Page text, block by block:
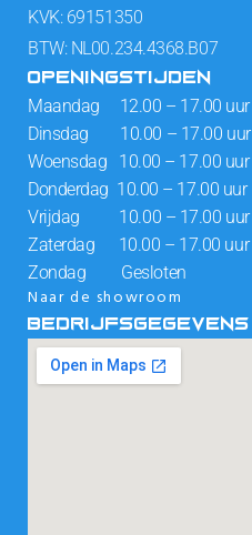
KVK: 69151350
BTW: NL00.234.4368.B07
OPENINGSTIJDEN
Maandag 12.00 – 17.00 uur
Dinsdag 10.00 – 17.00 uur
Woensdag 10.00 – 17.00 uur
Donderdag 10.00 – 17.00 uur
Vrijdag 10.00 – 17.00 uur
Zaterdag 10.00 – 17.00 uur
Zondag Gesloten
Naar de showroom
BEDRIJFSGEGEVENS